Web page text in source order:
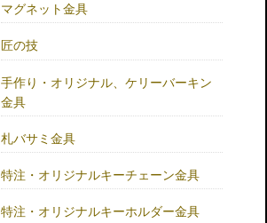
マグネット金具
匠の技
手作り・オリジナル、ケリーバーキン
金具
札バサミ金具
特注・オリジナルキーチェーン金具
特注・オリジナルキーホルダー金具